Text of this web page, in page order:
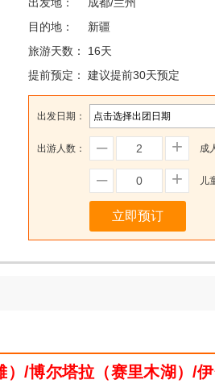
目的地：
新疆
旅游天数：
16天
提前预定：
建议提前30天预定
出发日期：
出游人数： – + 成
– + 儿
立即预订
/博尔塔拉（赛里木湖）/